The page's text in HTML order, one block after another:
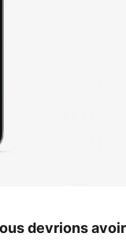
devrions avoir